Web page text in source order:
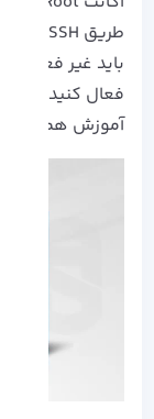
طریق
فعال کنید اما
آموزش همراه ما